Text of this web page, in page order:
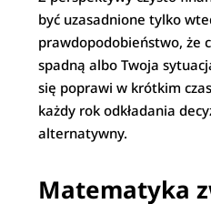
być uzasadnione tylko
prawdopodobieństwo, że
spadną albo Twoja
się poprawi w krótkim
każdy rok odkładania
alternatywny.
Matematyka